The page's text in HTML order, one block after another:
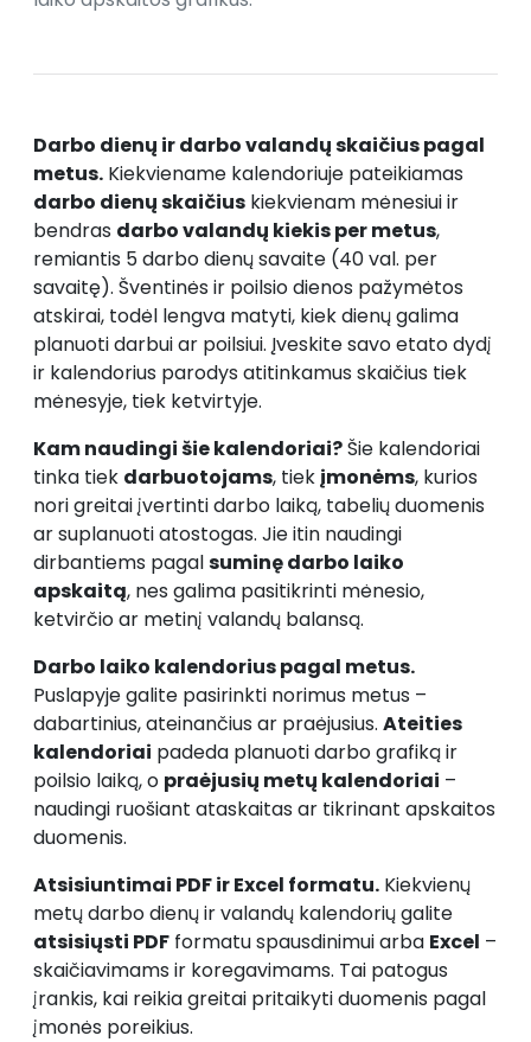
Darbo dienų ir darbo valandų skaičius pagal
metus. Kiekviename kalendoriuje pateikiamas
darbo dienų skaičius kiekvienam mėnesiui ir
bendras darbo valandų kiekis per metus,
remiantis 5 darbo dienų savaite (40 val. per
savaitę). Šventinės ir poilsio dienos pažymėtos
atskirai, todėl lengva matyti, kiek dienų galima
planuoti darbui ar poilsiui. Įveskite savo etato dydį
ir kalendorius parodys atitinkamus skaičius tiek
mėnesyje, tiek ketvirtyje.
Kam naudingi šie kalendoriai?Šie kalendoriai
tinka tiek darbuotojams, tiekįmonėms, kurios
nori greitai įvertinti darbo laiką, tabelių duomenis
ar suplanuoti atostogas. Jie itin naudingi
dirbantiems pagalsuminę darbo laiko
apskaitą, nes galima pasitikrinti mėnesio,
ketvirčio ar metinį valandų balansą.
Darbo laiko kalendorius pagal metus.
Puslapyje galite pasirinkti norimus metus –
dabartinius, ateinančius ar praėjusius. Ateities
kalendoriai padeda planuoti darbo grafiką ir
poilsio laiką, o praėjusių metų kalendoriai –
naudingi ruošiant ataskaitas ar tikrinant apskaitos
duomenis.
Atsisiuntimai PDF ir Excel formatu. Kiekvienų
metų darbo dienų ir valandų kalendorių galite
atsisiųsti PDF formatu spausdinimui arba Excel –
skaičiavimams ir koregavimams. Tai patogus
įrankis, kai reikia greitai pritaikyti duomenis pagal
įmonės poreikius.